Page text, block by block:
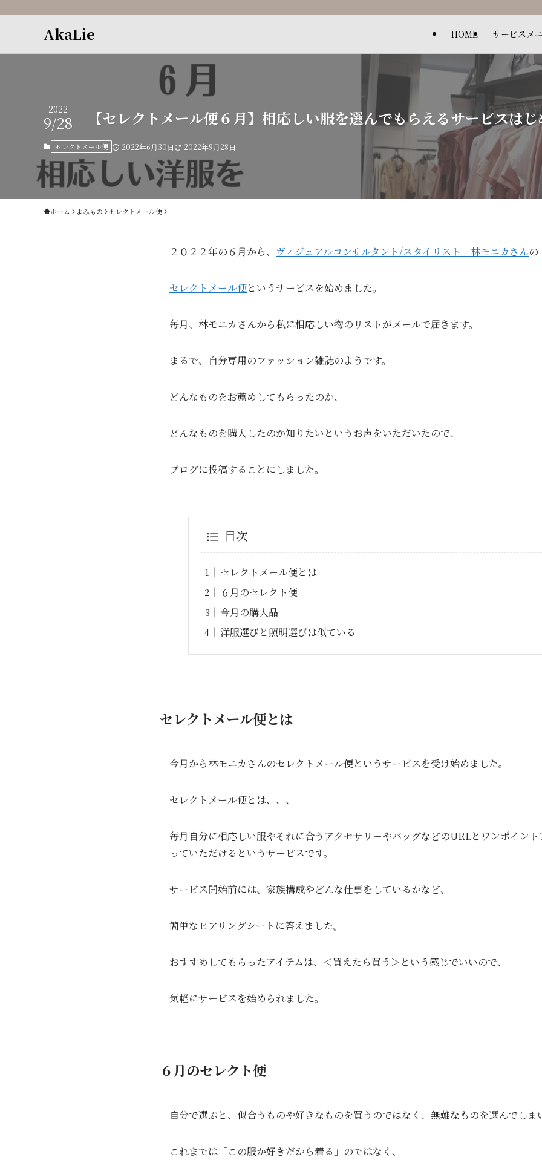
AkaLie HOME サービスメ
【セレクトメール便６月】相応しい服を選んでもらえるサービスは
2022
9/28
セレクトメール便 2022年6月30日 2022年9月28日
ホーム よみもの セレクトメール便
２０２２年の６月から、 ヴィジュアルコンサルタント/スタイリスト 林モニカさんの
セレクトメール便というサービスを始めました。
毎月、林モニカさんから私に相応しい物のリストがメールで届きます。
まるで、自分専用のファッション雑誌のようです。
どんなものをお薦めしてもらったのか、
どんなものを購入したのか知りたいというお声をいただいたので、
ブログに投稿することにしました。
目次
セレクトメール便とは
６月のセレクト便
今月の購入品
洋服選びと照明選びは似ている
セレクトメール便とは
今月から林モニカさんのセレクトメール便というサービスを受け始めました。
セレクトメール便とは、、、
毎月自分に相応しい服やそれに合うアクセサリーやバッグなどのURLとワンポイン
っていただけるというサービスです。
サービス開始前には、家族構成やどんな仕事をしているかなど、
簡単なヒアリングシートに答えました。
おすすめしてもらったアイテムは、＜買えたら買う＞という感じでいいので、
気軽にサービスを始められました。
６月のセレクト便
自分で選ぶと、似合うものや好きなものを買うのではなく、無難なものを選んでしま
これまでは「この服か好きだから着る」のではなく、